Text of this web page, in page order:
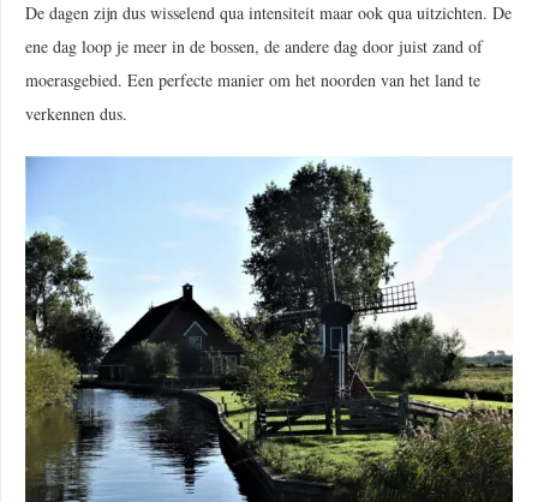
De dagen zijn dus wisselend qua intensiteit maar ook qua uitzichten. De
ene dag loop je meer in de bossen, de andere dag door juist zand of
moerasgebied. Een perfecte manier om het noorden van het land te
verkennen dus.